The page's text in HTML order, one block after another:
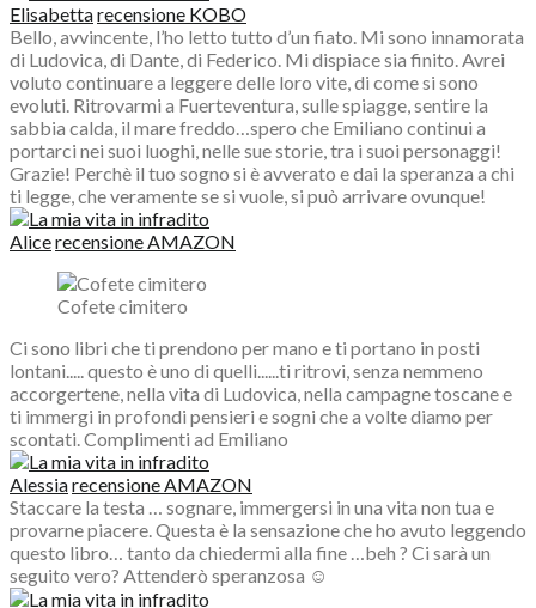
Elisabettarecensione KOBO
Bello, avvincente, l’ho letto tutto d’un fiato. Mi sono innamorata
di Ludovica, di Dante, di Federico. Mi dispiace sia finito. Avrei
voluto continuare a leggere delle loro vite, di come si sono
evoluti. Ritrovarmi a Fuerteventura, sulle spiagge, sentire la
sabbia calda, il mare freddo…spero che Emiliano continui a
portarci nei suoi luoghi, nelle sue storie, tra i suoi personaggi!
Grazie! Perchè il tuo sogno si è avverato e dai la speranza a chi
ti legge, che veramente se si vuole, si può arrivare ovunque!
Alicerecensione AMAZON
Cofete cimitero
Ci sono libri che ti prendono per mano e ti portano in posti
lontani..... questo è uno di quelli......ti ritrovi, senza nemmeno
accorgertene, nella vita di Ludovica, nella campagne toscane e
ti immergi in profondi pensieri e sogni che a volte diamo per
scontati. Complimenti ad Emiliano
Alessiarecensione AMAZON
Staccare la testa … sognare, immergersi in una vita non tua e
provarne piacere. Questa è la sensazione che ho avuto leggendo
questo libro… tanto da chiedermi alla fine …beh ? Ci sarà un
seguito vero? Attenderò speranzosa ☺️